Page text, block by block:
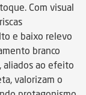
Com visual
e baixo relevo
branco
aliados ao efeito
valorizam o